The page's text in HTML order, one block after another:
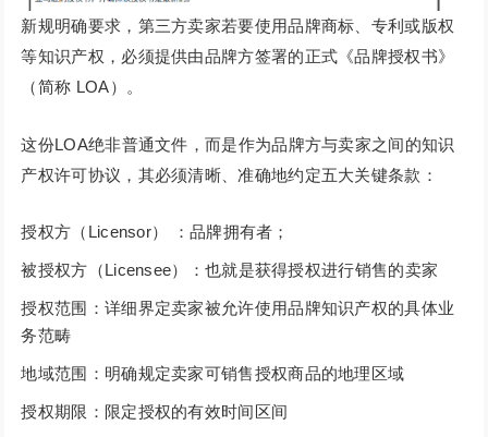
新规明确要求，第三方卖家若要使用品牌商标、专利或版权
等知识产权，必须提供由品牌方签署的正式《品牌授权书》
（简称 LOA）。
这份LOA绝非普通文件，而是作为品牌方与卖家之间的知识
产权许可协议，其必须清晰、准确地约定五大关键条款：
授权方（Licensor） ：品牌拥有者；
被授权方（Licensee）：也就是获得授权进行销售的卖家
授权范围：详细界定卖家被允许使用品牌知识产权的具体业
务范畴
地域范围：明确规定卖家可销售授权商品的地理区域
授权期限：限定授权的有效时间区间